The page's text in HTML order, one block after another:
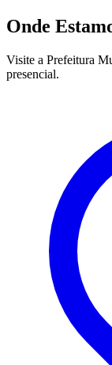
Onde
Visite a Prefeitura
presencial.